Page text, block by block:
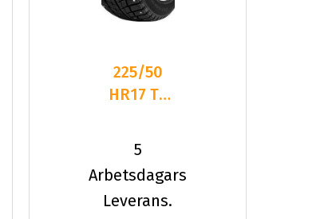
225/50
HR17 TL
LANDSAIL
IS33 ICE
STAR SP
5
Arbetsdagars
Leverans.